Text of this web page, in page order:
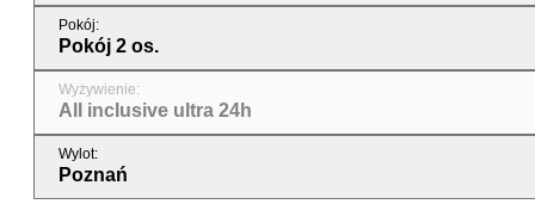
Pokój:
Pokój 2 os.
Wyżywienie:
All inclusive ultra 24h
Wylot:
Poznań